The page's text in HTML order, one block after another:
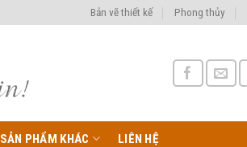
Bản vẽ thiết kế Phong thủy
SẢN PHẨM KHÁC LIÊN HỆ